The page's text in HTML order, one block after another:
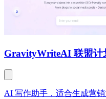
GravityWriteAI 联盟计
AI 写作助手，适合生成营